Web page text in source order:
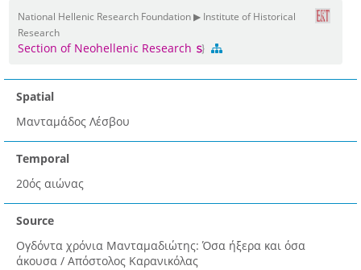
National Hellenic Research Foundation ▶ Institute of Historical
Research
Section of Neohellenic Research
Spatial
Μανταμάδος Λέσβου
Temporal
20ός αιώνας
Source
Ογδόντα χρόνια Μανταμαδιώτης: Όσα ήξερα και όσα
άκουσα / Απόστολος Καρανικόλας